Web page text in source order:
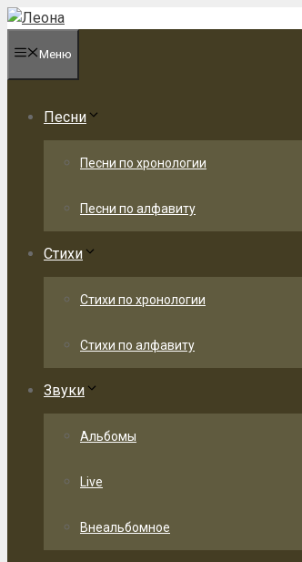
Перейти
содержимому
Меню
Песни
Песни по хронологии
Песни по алфавиту
Стихи
Стихи по хронологии
Стихи по алфавиту
Звуки
Альбомы
Live
Внеальбомное